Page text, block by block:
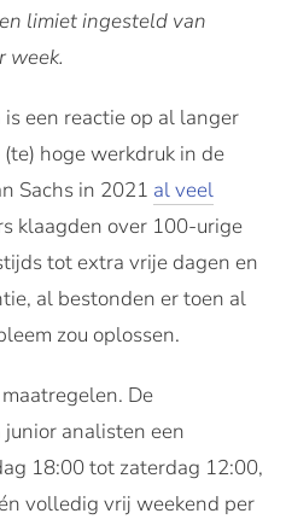
limiet ingesteld van
week.
een reactie op al langer
hoge werkdruk in de
Sachs in 2021 al veel
klaagden over 100-urige
tot extra vrije dagen en
al bestonden er toen al
zou oplossen.
De
analisten een
18:00 tot zaterdag 12:00,
volledig vrij weekend per